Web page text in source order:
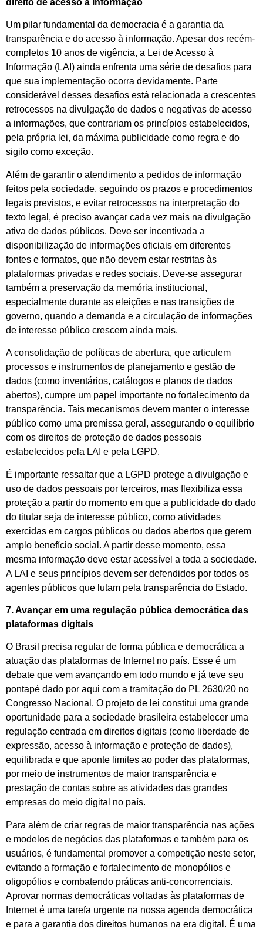
direito de acesso à informação
Um pilar fundamental da democracia é a garantia da
transparência e do acesso à informação. Apesar dos recém-
completos 10 anos de vigência, a Lei de Acesso à
Informação (LAI) ainda enfrenta uma série de desafios para
que sua implementação ocorra devidamente. Parte
considerável desses desafios está relacionada a crescentes
retrocessos na divulgação de dados e negativas de acesso
a informações, que contrariam os princípios estabelecidos,
pela própria lei, da máxima publicidade como regra e do
sigilo como exceção.
Além de garantir o atendimento a pedidos de informação
feitos pela sociedade, seguindo os prazos e procedimentos
legais previstos, e evitar retrocessos na interpretação do
texto legal, é preciso avançar cada vez mais na divulgação
ativa de dados públicos. Deve ser incentivada a
disponibilização de informações oficiais em diferentes
fontes e formatos, que não devem estar restritas às
plataformas privadas e redes sociais. Deve-se assegurar
também a preservação da memória institucional,
especialmente durante as eleições e nas transições de
governo, quando a demanda e a circulação de informações
de interesse público crescem ainda mais.
A consolidação de políticas de abertura, que articulem
processos e instrumentos de planejamento e gestão de
dados (como inventários, catálogos e planos de dados
abertos), cumpre um papel importante no fortalecimento da
transparência. Tais mecanismos devem manter o interesse
público como uma premissa geral, assegurando o equilíbrio
com os direitos de proteção de dados pessoais
estabelecidos pela LAI e pela LGPD.
É importante ressaltar que a LGPD protege a divulgação e
uso de dados pessoais por terceiros, mas flexibiliza essa
proteção a partir do momento em que a publicidade do dado
do titular seja de interesse público, como atividades
exercidas em cargos públicos ou dados abertos que gerem
amplo benefício social. A partir desse momento, essa
mesma informação deve estar acessível a toda a sociedade.
A LAI e seus princípios devem ser defendidos por todos os
agentes públicos que lutam pela transparência do Estado.
7. Avançar em uma regulação pública democrática das
plataformas digitais
O Brasil precisa regular de forma pública e democrática a
atuação das plataformas de Internet no país. Esse é um
debate que vem avançando em todo mundo e já teve seu
pontapé dado por aqui com a tramitação do PL 2630/20 no
Congresso Nacional. O projeto de lei constitui uma grande
oportunidade para a sociedade brasileira estabelecer uma
regulação centrada em direitos digitais (como liberdade de
expressão, acesso à informação e proteção de dados),
equilibrada e que aponte limites ao poder das plataformas,
por meio de instrumentos de maior transparência e
prestação de contas sobre as atividades das grandes
empresas do meio digital no país.
Para além de criar regras de maior transparência nas ações
e modelos de negócios das plataformas e também para os
usuários, é fundamental promover a competição neste setor,
evitando a formação e fortalecimento de monopólios e
oligopólios e combatendo práticas anti-concorrenciais.
Aprovar normas democráticas voltadas às plataformas de
Internet é uma tarefa urgente na nossa agenda democrática
e para a garantia dos direitos humanos na era digital. É uma